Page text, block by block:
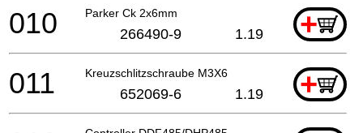
Parker Ck 2x6mm +
010 266490-9 1.19
Kreuzschlitzschraube M3X6 +
011 652069-6 1.19